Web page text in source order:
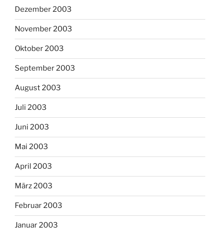
Dezember 2003
November 2003
Oktober 2003
September 2003
August 2003
Juli 2003
Juni 2003
Mai 2003
April 2003
März 2003
Februar 2003
Januar 2003